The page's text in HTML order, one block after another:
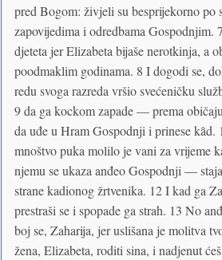
pred Bogom: živjeli su besprijekorno po
zapovijedima i odredbama Gospodnjim.
djeteta jer Elizabeta bijaše nerotkinja, a
poodmaklim godinama. 8 I dogodi se,
redu svoga razreda vršio svećeničku
9 da ga kockom zapade — prema
da uđe u Hram Gospodnji i prinese kȃd.
mnoštvo puka molilo je vani za vrijeme
njemu se ukaza anđeo Gospodnji —
strane kadionog žrtvenika. 12 I kad ga
prestraši se i spopade ga strah. 13 No
boj se, Zaharija, jer uslišana je molitva
žena, Elizabeta, roditi sina, i nadjenut